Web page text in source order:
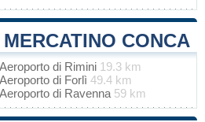
CONCA
Aeroporto di Rimini 19.3 km
Aeroporto di Forlì 49.4 km
Aeroporto di Ravenna 59 km